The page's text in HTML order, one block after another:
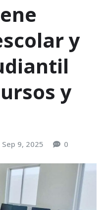
y
y
Sep 9, 2025 0